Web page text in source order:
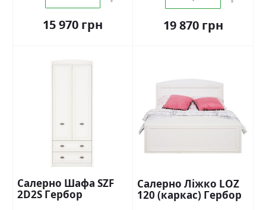
15 970 грн 19 870 грн
Салерно Шафа SZF
2D2S Гербор
Салерно Ліжко LOZ
120 (каркас) Гербор